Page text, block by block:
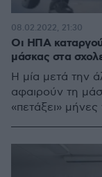
Οι ΗΠΑ
μάσκας στα
Η μία μετά την
αφαιρούν τη
«πετάξει»
08.02.2022, 21:30